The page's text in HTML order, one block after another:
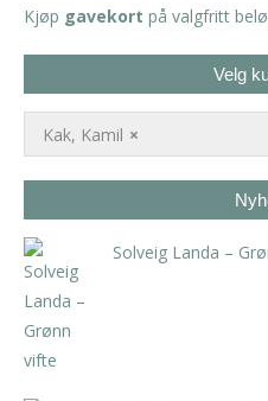
Kjøp gavekort på valgfritt
Velg
×
Kak, Kamil
Solveig Landa –